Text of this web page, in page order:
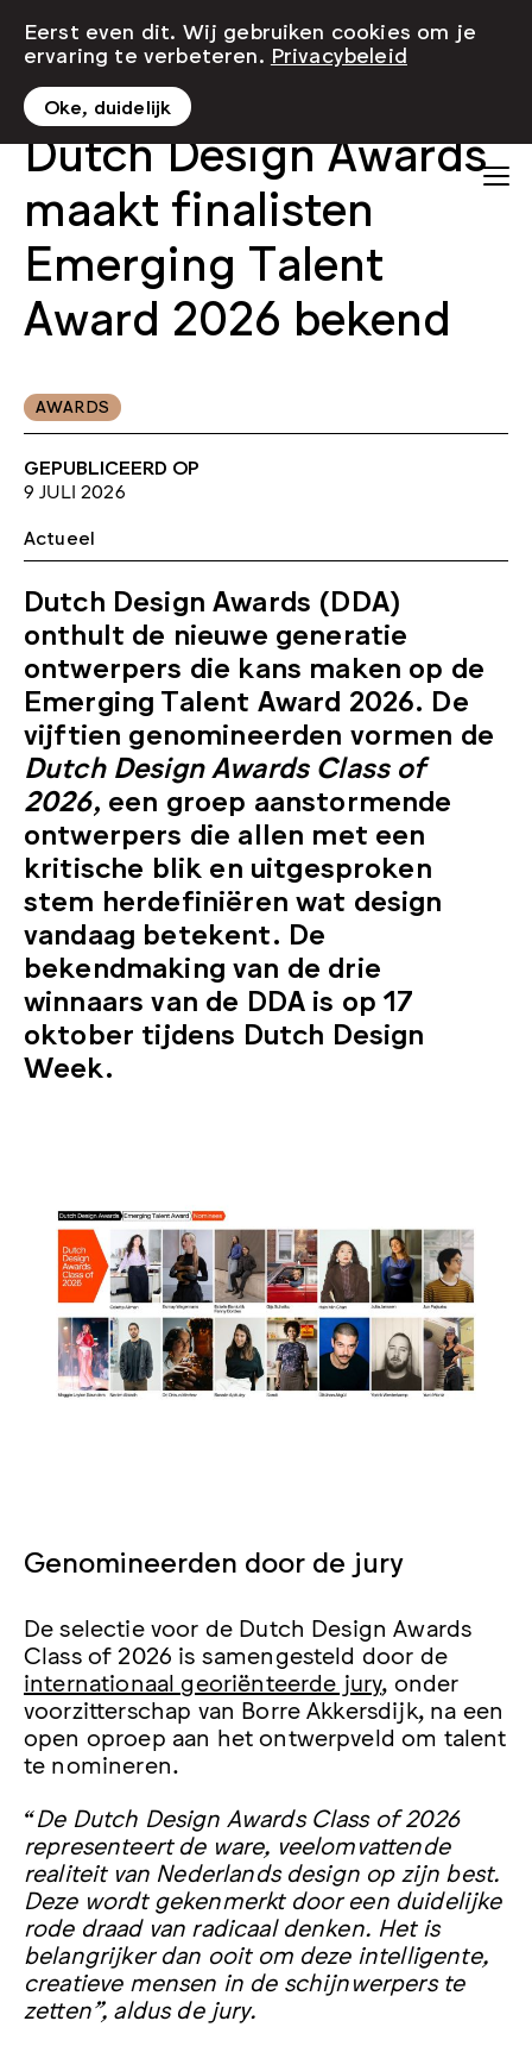
Dutch Design Awards
maakt finalisten
Emerging Talent
Award 2026 bekend
AWARDS
GEPUBLICEERD OP
9 JULI 2026
Actueel
Dutch Design Awards (DDA)
onthult de nieuwe generatie
ontwerpers die kans maken op de
Emerging Talent Award 2026. De
vijftien genomineerden vormen de
Dutch Design Awards Class of
2026, een groep aanstormende
ontwerpers die allen met een
kritische blik en uitgesproken
stem herdefiniëren wat design
vandaag betekent. De
bekendmaking van de drie
winnaars van de DDA is op 17
oktober tijdens Dutch Design
Week.
Genomineerden door de jury
De selectie voor de Dutch Design Awards
Class of 2026 is samengesteld door de
internationaal georiënteerde jury, onder
voorzitterschap van Borre Akkersdijk, na een
open oproep aan het ontwerpveld om talent
te nomineren.
“De Dutch Design Awards Class of 2026
representeert de ware, veelomvattende
realiteit van Nederlands design op zijn best.
Deze wordt gekenmerkt door een duidelijke
rode draad van radicaal denken. Het is
belangrijker dan ooit om deze intelligente,
creatieve mensen in de schijnwerpers te
zetten”, aldus de jury.
Eerst even dit. Wij gebruiken cookies om je
ervaring te verbeteren. Privacybeleid
Oke, duidelijk